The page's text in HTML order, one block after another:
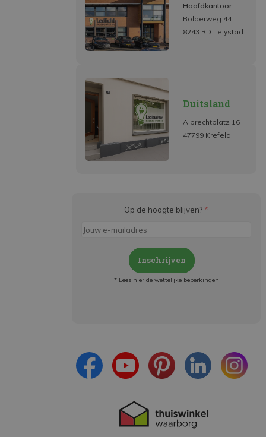
Hoofdkantoor
Bolderweg 44
8243 RD Lelystad
Duitsland
Albrechtplatz 16
47799 Krefeld
Op de hoogte blijven? *
Inschrijven
* Lees hier de wettelijke beperkingen